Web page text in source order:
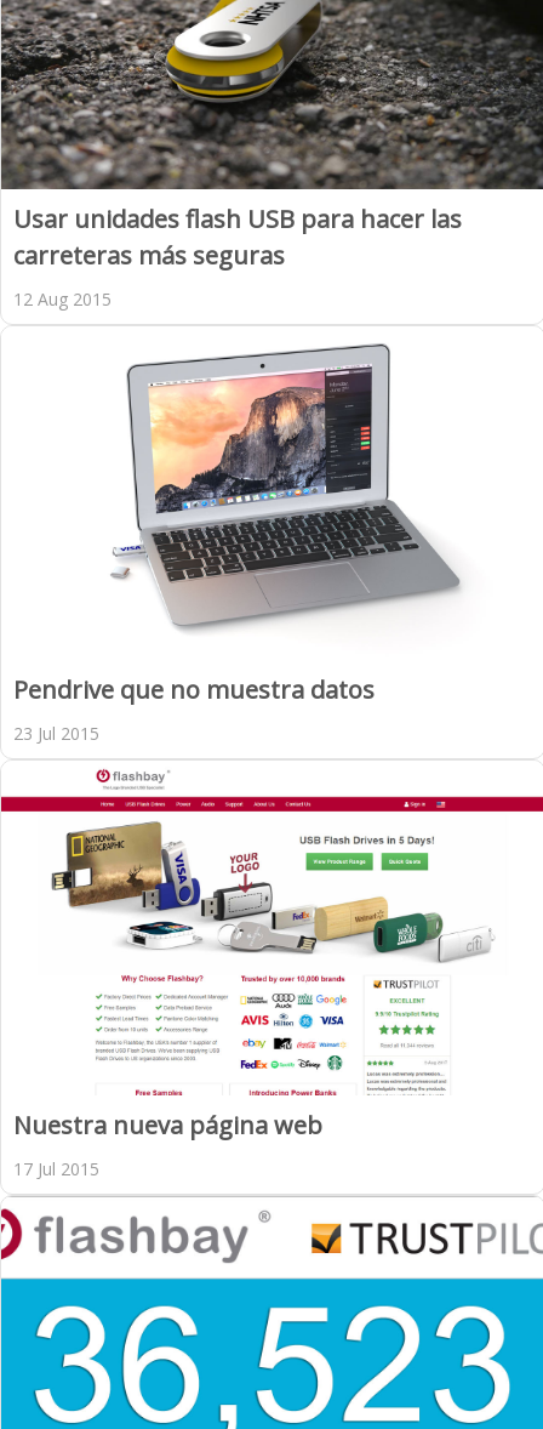
Usar unidades flash USB para hacer las
carreteras más seguras
12 Aug 2015
Pendrive que no muestra datos
23 Jul 2015
Nuestra nueva página web
17 Jul 2015